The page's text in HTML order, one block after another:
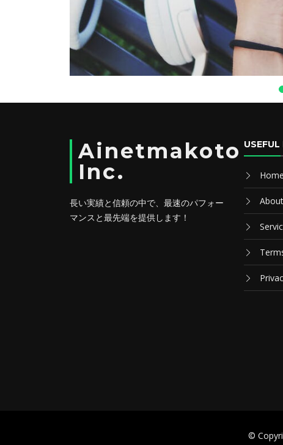
Ainetmakoto
Inc.
長い実績と信頼の中で、最速のパフォー
マンスと最先端を提供します！
USEFUL
Home
©